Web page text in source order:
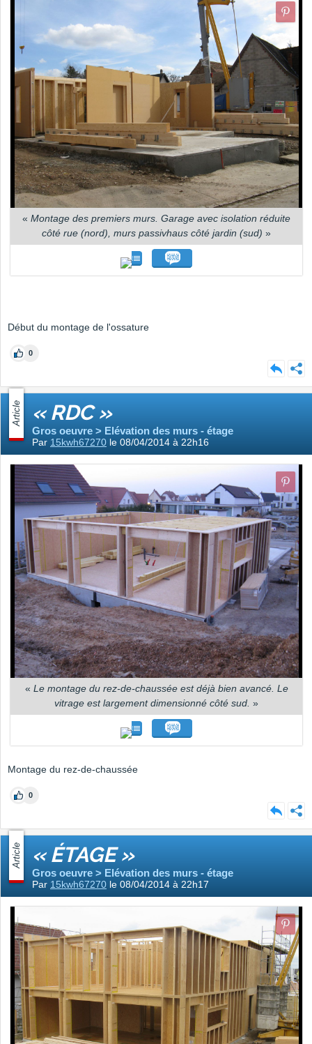
« Montage des premiers murs. Garage avec isolation réduite
côté rue (nord), murs passivhaus côté jardin (sud) »
Début du montage de l'ossature
0
Article « RDC »
Gros oeuvre > Elévation des murs - étage
Par 15kwh67270 le 08/04/2014 à 22h16
« Le montage du rez-de-chaussée est déjà bien avancé. Le
vitrage est largement dimensionné côté sud. »
Montage du rez-de-chaussée
0
Article « ÉTAGE »
Gros oeuvre > Elévation des murs - étage
Par 15kwh67270 le 08/04/2014 à 22h17